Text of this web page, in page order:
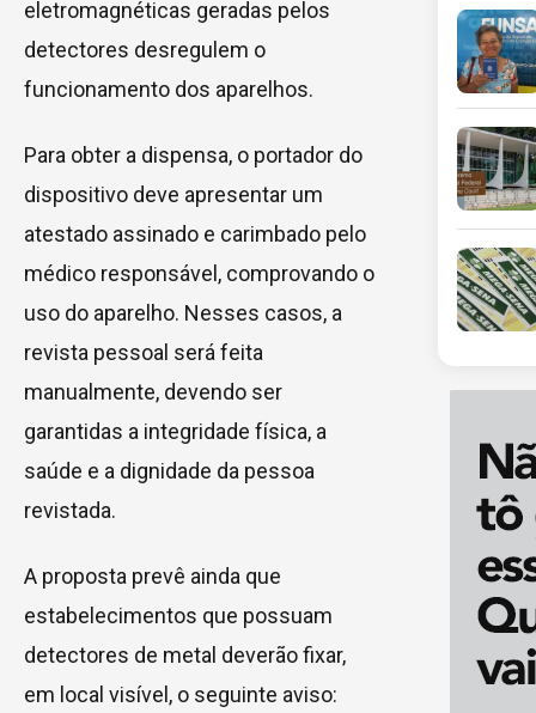
eletromagnéticas geradas pelos
detectores desregulem o
funcionamento dos aparelhos.
Para obter a dispensa, o portador do
dispositivo deve apresentar um
atestado assinado e carimbado pelo
médico responsável, comprovando o
uso do aparelho. Nesses casos, a
revista pessoal será feita
manualmente, devendo ser
garantidas a integridade física, a
saúde e a dignidade da pessoa
revistada.
A proposta prevê ainda que
estabelecimentos que possuam
detectores de metal deverão fixar,
em local visível, o seguinte aviso: